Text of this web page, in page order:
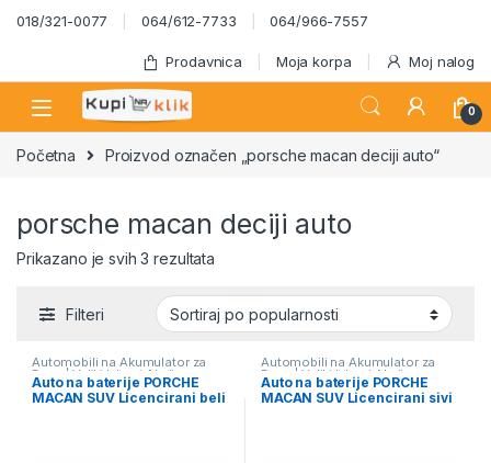
Skip to navigation
Skip to content
018/321-0077 064/612-7733 064/966-7557
Prodavnica Moja korpa Moj nalog
0
Početna Proizvod označen „porsche macan deciji auto“
porsche macan deciji auto
Prikazano je svih 3 rezultataSortirano po popularnosti
Filteri
Automobili na Akumulator za
Decu | Veliki Izbor i Akcija,
Igračke
Auto na baterije PORCHE
MACAN SUV Licencirani beli
Automobili na Akumulator za
Decu | Veliki Izbor i Akcija,
Igračke
Auto na baterije PORCHE
MACAN SUV Licencirani sivi